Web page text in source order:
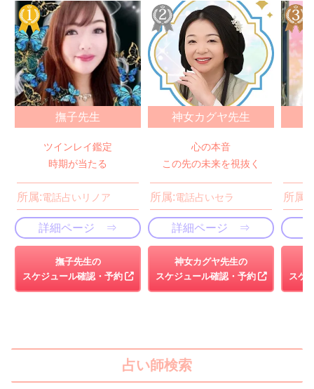
撫子先生
ツインレイ鑑定
時期が当たる
所属:電話占いリノア
詳細ページ ⇒
撫子先生の
スケジュール確認・予約
神女カグヤ先生
心の本音
この先の未来を視抜く
所属:電話占いセラ
詳細ページ ⇒
神女カグヤ先生の
スケジュール確認・予約
所属:
スケ
占い師検索